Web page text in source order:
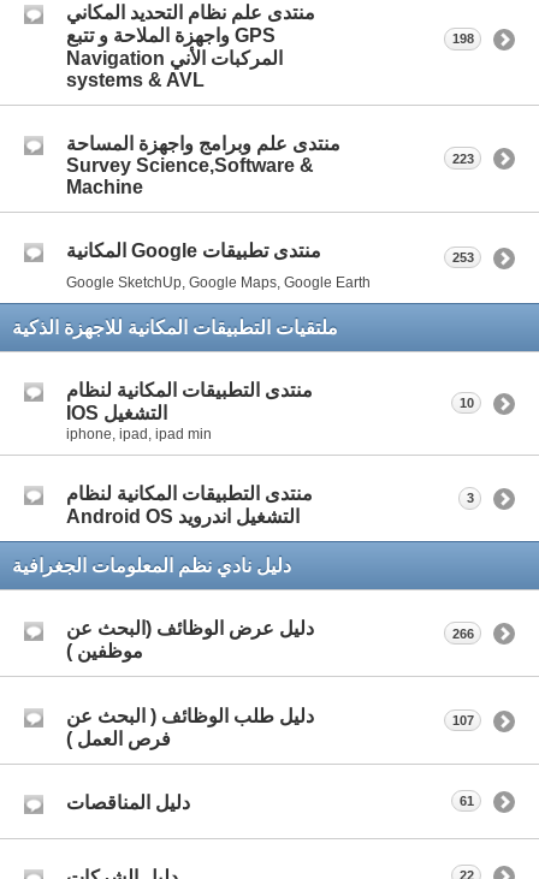
منتدى علم نظام التحديد المكاني
GPS واجهزة الملاحة و تتبع
المركبات الأني Navigation
systems & AVL
198
منتدى علم وبرامج واجهزة المساحة
Survey Science,Software &
Machine
223
منتدى تطبيقات Google المكانية
Google SketchUp, Google Maps, Google Earth
253
ملتقيات التطبيقات المكانية للاجهزة الذكية
منتدى التطبيقات المكانية لنظام
التشغيل IOS
iphone, ipad, ipad min
10
منتدى التطبيقات المكانية لنظام
التشغيل اندرويد Android OS
3
دليل نادي نظم المعلومات الجغرافية
دليل عرض الوظائف (البحث عن
موظفين )
266
دليل طلب الوظائف ( البحث عن
فرص العمل )
107
دليل المناقصات 61
22